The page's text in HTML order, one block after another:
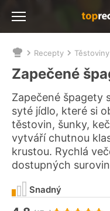
Nacházíte
se
zde:
Recepty Těstoviny
Zapečené
Zapečené špagety
syté jídlo, které si
těstovin, šunky,
vytváří chutnou
krustou. Rychlá
dostupných
Snadný